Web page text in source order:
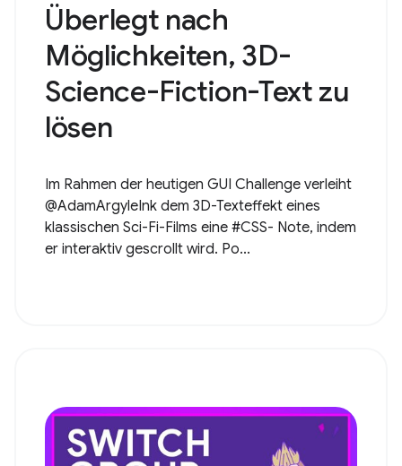
Überlegt nach
Möglichkeiten, 3D-
Science-Fiction-Text zu
lösen
Im Rahmen der heutigen GUI Challenge verleiht
@AdamArgyleInk dem 3D-Texteffekt eines
klassischen Sci-Fi-Films eine #CSS- Note, indem
er interaktiv gescrollt wird. Po...